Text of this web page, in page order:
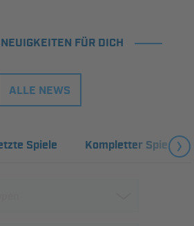
FÜR DICH
ALLE NEWS
Spiele Kompletter Spielplan